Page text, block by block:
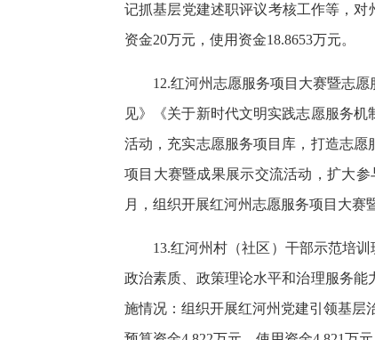
记抓基层党建述职评议考核工作等，
资金20万元，使用资金18.8653万元。
12.红河州志愿服务项目大赛暨志
见》《关于新时代文明实践志愿服务
活动，充实志愿服务项目库，打造志
项目大赛暨成果展示交流活动，扩大
月，组织开展红河州志愿服务项目大赛
13.红河州村（社区）干部示范培
政治素质、政策理论水平和治理服务能
施情况：组织开展红河州党建引领基层